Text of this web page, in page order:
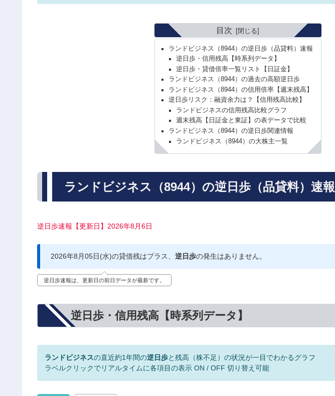
目次
ランドビジネス（8944）の逆日歩（品貸料）速報
逆日歩・信用残高【時系列データ】
逆日歩・貸借倍率一覧リスト【日証金】
ランドビジネス（8944）の過去の高額逆日歩
ランドビジネス（8944）の信用倍率【週末残高】
逆日歩リスク：融資余力は？【信用残高比較】
ランドビジネスの信用残高比較グラフ
週末残高【日証金と東証】の表データで比較
ランドビジネス（8944）の逆日歩関連情報
ランドビジネス（8944）の大株主一覧
ランドビジネス（8944）の逆日歩（品貸料）速報
逆日歩速報【更新日】2026年8月6日
2026年8月05日(水)の貸借残はプラス、 逆日歩の発生はありません。
逆日歩速報は、更新日の前日データが最新です。
逆日歩・信用残高【時系列データ】
ランドビジネスの直近約1年間の逆日歩と残高（株不足）の状況が一目でわかるグラフ
ラベルクリックでリアルタイムに各項目の表示 ON / OFF 切り替え可能